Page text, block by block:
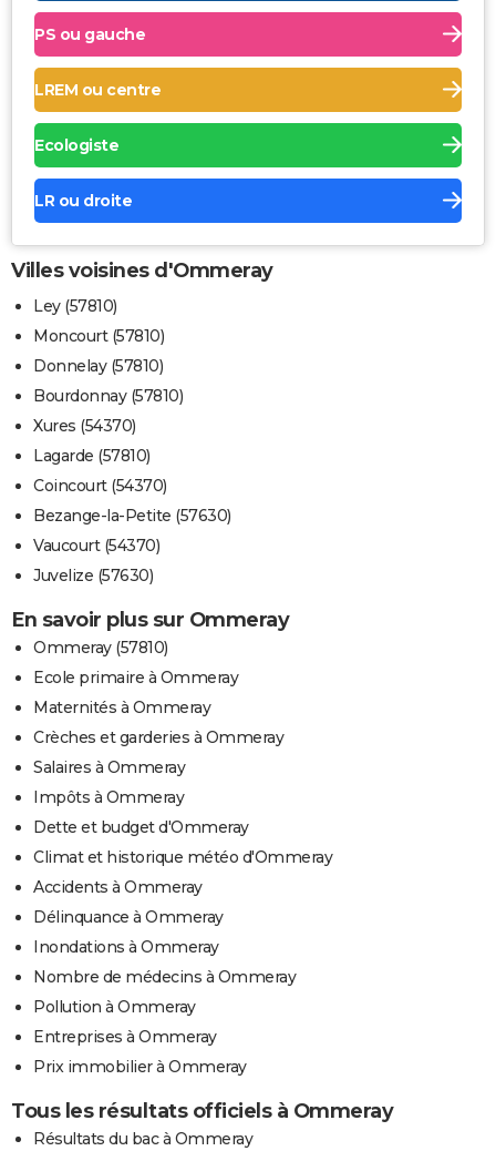
PS ou gauche
LREM ou centre
Ecologiste
LR ou droite
Villes voisines d'Ommeray
Ley (57810)
Moncourt (57810)
Donnelay (57810)
Bourdonnay (57810)
Xures (54370)
Lagarde (57810)
Coincourt (54370)
Bezange-la-Petite (57630)
Vaucourt (54370)
Juvelize (57630)
En savoir plus sur Ommeray
Ommeray (57810)
Ecole primaire à Ommeray
Maternités à Ommeray
Crèches et garderies à Ommeray
Salaires à Ommeray
Impôts à Ommeray
Dette et budget d'Ommeray
Climat et historique météo d'Ommeray
Accidents à Ommeray
Délinquance à Ommeray
Inondations à Ommeray
Nombre de médecins à Ommeray
Pollution à Ommeray
Entreprises à Ommeray
Prix immobilier à Ommeray
Tous les résultats officiels à Ommeray
Résultats du bac à Ommeray